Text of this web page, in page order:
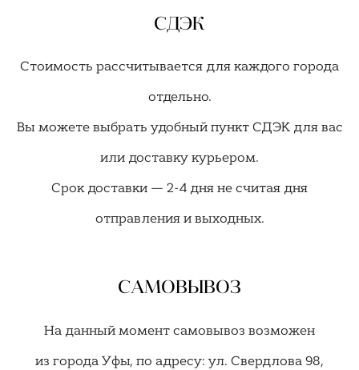
СДЭК
Стоимость рассчитывается для каждого города
отдельно.
Вы можете выбрать удобный пункт СДЭК для вас
или доставку курьером.
Срок доставки — 2-4 дня не считая дня
отправления и выходных.
САМОВЫВОЗ
На данный момент самовывоз возможен
из города Уфы, по адресу: ул. Свердлова 98,